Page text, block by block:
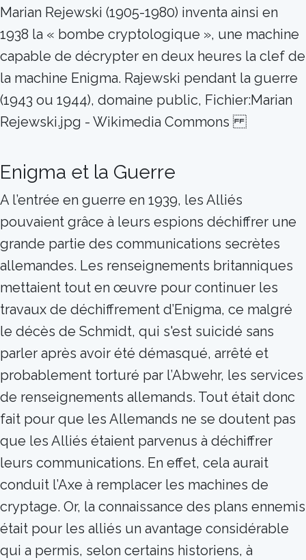
Marian Rejewski (1905-1980) inventa ainsi en
1938 la « bombe cryptologique », une machine
capable de décrypter en deux heures la clef de
la machine Enigma. Rajewski pendant la guerre
(1943 ou 1944), domaine public, Fichier:Marian
Rejewski.jpg - Wikimedia Commons
Enigma et la Guerre
A l’entrée en guerre en 1939, les Alliés
pouvaient grâce à leurs espions déchiffrer une
grande partie des communications secrètes
allemandes. Les renseignements britanniques
mettaient tout en œuvre pour continuer les
travaux de déchiffrement d’Enigma, ce malgré
le décès de Schmidt, qui s'est suicidé sans
parler après avoir été démasqué, arrêté et
probablement torturé par l’Abwehr, les services
de renseignements allemands. Tout était donc
fait pour que les Allemands ne se doutent pas
que les Alliés étaient parvenus à déchiffrer
leurs communications. En effet, cela aurait
conduit l’Axe à remplacer les machines de
cryptage. Or, la connaissance des plans ennemis
était pour les alliés un avantage considérable
qui a permis, selon certains historiens, à